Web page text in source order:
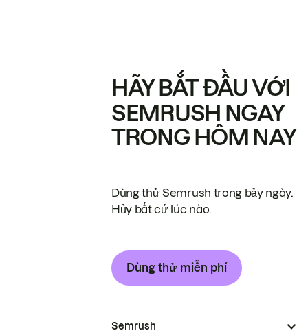
HÃY BẮT ĐẦU VỚI
SEMRUSH NGAY
TRONG HÔM NAY
Dùng thử Semrush trong bảy ngày.
Hủy bất cứ lúc nào.
Dùng thử miễn phí
Semrush